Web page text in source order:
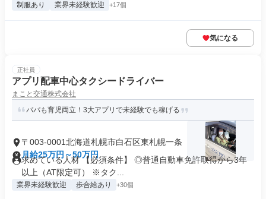
制服あり 業界未経験歓迎 +17個
気になる
正社員
アプリ配車中心タクシードライバー
まこと交通株式会社
パパも育児両立！3大アプリで未経験でも稼げる
〒003-0001北海道札幌市白石区東札幌一条
月給25万円～50万円
求めている人材 【必須条件】 ◎普通自動車免許取得から3年
以上（AT限定可） ※タク...
業界未経験歓迎 歩合給あり +30個